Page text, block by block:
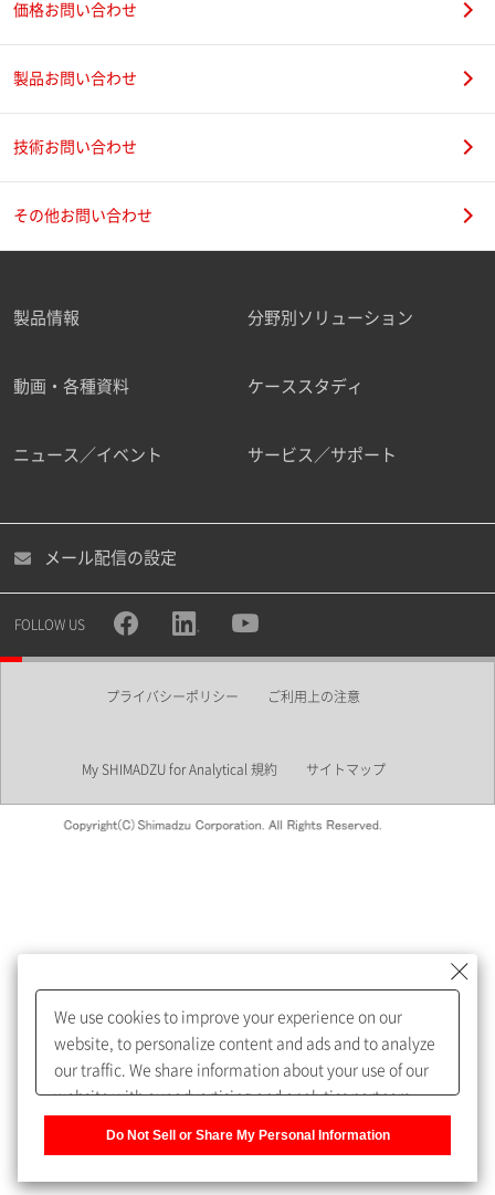
ご勤務先
職種
所属部署
めします。
My SHIMADZU for Analyticalへ登録いただくと、技術情報や
取扱説明書・Webinarなどの閲覧ができます。
うになります。
価格お問い合わせ
製品お問い合わせ
技術お問い合わせ
その他お問い合わせ
製品情報 分野別ソリューション
動画・各種資料 ケーススタディ
ニュース／イベント サービス／サポート
メール配信の設定
FOLLOW US
プライバシーポリシー ご利用上の注意
My SHIMADZU for Analytical 規約 サイトマップ
We use cookies to improve your experience on our
website, to personalize content and ads and to analyze
our traffic. We share information about your use of our
website with our advertising and analytics partners,
Do Not Sell or Share My Personal Information